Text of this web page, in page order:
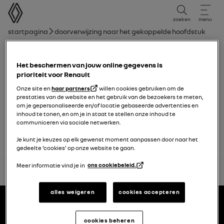
Gebruikershandleiding
zoeken menu
broodkruimelnavigatie
Startpagina Doorverwijzing naar het gekoppelde hoofdstuk
Waarschuwing bij verlies van
bandenspanning
Banden
Voettekst
gebruikershandleidingen
Het beschermen van jouw online gegevens is
prioriteit voor Renault
Onze site enhaar partners
willen cookies gebruiken om de
prestaties van de website en het gebruik van de bezoekers te meten,
om je gepersonaliseerde en/of locatie gebaseerde advertenties en
inhoud te tonen, en om je in staat te stellen onze inhoud te
communiceren via sociale netwerken.
Je kunt je keuzes op elk gewenst moment aanpassen door naar het
gedeelte ‘cookies’ op onze website te gaan.
Meer informatie vind je in ons cookiebeleid.
alles weigeren cookies accepteren
cookies beheren